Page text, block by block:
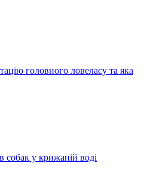
головного ловеласу та яка
собак у крижаній воді